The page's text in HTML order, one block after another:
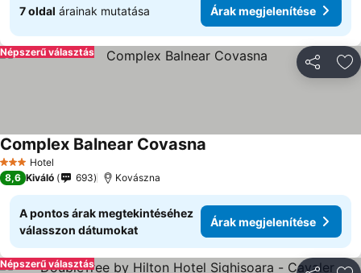
7 oldal árainak mutatása Árak megjelenítése
Népszerű választás
3 Kategória
Hotel
Complex Balnear Covasna
8,6 Kiváló 693 Kovászna
A pontos árak megtekintéséhez
válasszon dátumokat
Árak megjelenítése
Népszerű választás